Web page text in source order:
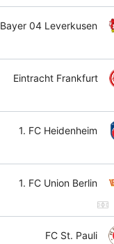
Bayer 04 Leverkusen
Eintracht Frankfurt
1. FC Heidenheim
1. FC Union Berlin
FC St. Pauli